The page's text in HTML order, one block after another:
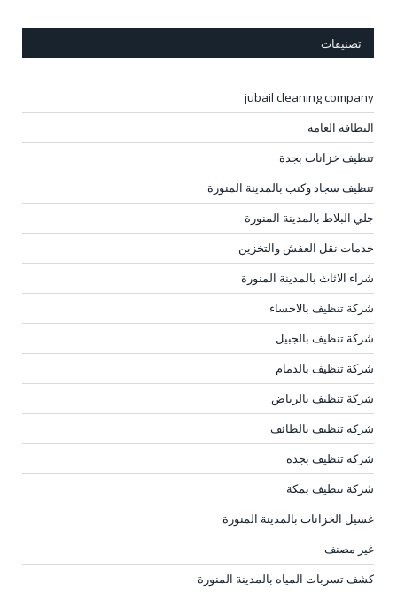
تصنيفات
jubail cleaning company
النظافه العامه
تنظيف خزانات بجدة
تنظيف سجاد وكنب بالمدينة المنورة
جلي البلاط بالمدينة المنورة
خدمات نقل العفش والتخزين
شراء الاثاث بالمدينة المنورة
شركة تنظيف بالاحساء
شركة تنظيف بالجبيل
شركة تنظيف بالدمام
شركة تنظيف بالرياض
شركة تنظيف بالطائف
شركة تنظيف بجدة
شركة تنظيف بمكة
غسيل الخزانات بالمدينة المنورة
غير مصنف
كشف تسربات المياه بالمدينة المنورة